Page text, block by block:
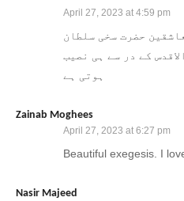
April 27, 2023 at 4:59 pm
حضرت سخی سلطان
کے در سے ہی نصیب
ہوتی ہے
Zainab Moghees
April 27, 2023 at 6:27 pm
Beautiful exegesis. I
Nasir Majeed